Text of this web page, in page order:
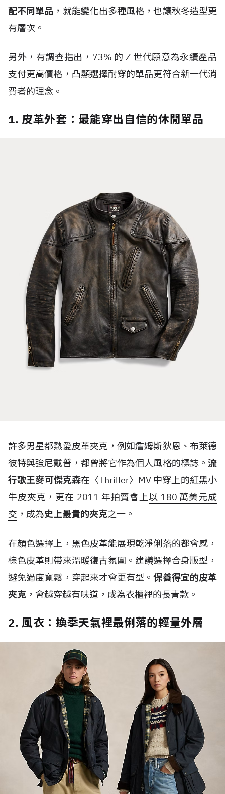
配不同單品 ，就能變化出多種風格，也讓秋冬造型更
有層次。
另外，有調查指出， 73% 的 Z 世代願意為永續產品
支付更高價格，凸顯選擇耐穿的單品更符合新一代消
費者的理念。
1. 皮革外套：最能穿出自信的休閒單品
許多男星都熱愛皮革夾克，例如詹姆斯狄恩、布萊德
彼特與強尼戴普，都曾將它作為個人風格的標誌。 流
行歌王麥可傑克森在〈Thriller〉 MV 中穿上的紅黑小
牛皮夾克，更在 2011 年拍賣會上以 180 萬美元成
交 ，成為史上最貴的夾克之一。
在顏色選擇上，黑色皮革能展現乾淨俐落的都會感，
棕色皮革則帶來溫暖復古氛圍。建議選擇合身版型，
避免過度寬鬆，穿起來才會更有型。保養得宜的皮革
夾克 ，會越穿越有味道，成為衣櫃裡的長青款。
2. 風衣：換季天氣裡最俐落的輕量外層